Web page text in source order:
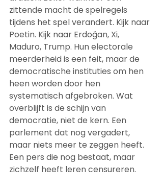
zittende macht de spelregels
tijdens het spel verandert. Kijk naar
Poetin. Kijk naar Erdoğan, Xi,
Maduro, Trump. Hun electorale
meerderheid is een feit, maar de
democratische instituties om hen
heen worden door hen
systematisch afgebroken. Wat
overblijft is de schijn van
democratie, niet de kern. Een
parlement dat nog vergadert,
maar niets meer te zeggen heeft.
Een pers die nog bestaat, maar
zichzelf heeft leren censureren.